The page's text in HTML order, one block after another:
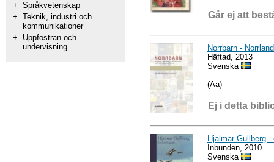
+ Språkvetenskap
+ Teknik, industri och
kommunikationer
+
Uppfostran och
undervisning
Går ej att
Norrbarn -
Häftad, 2013
Svenska
(Aa)
Ej i detta
Hjalmar Gullberg
Inbunden, 2010
Svenska